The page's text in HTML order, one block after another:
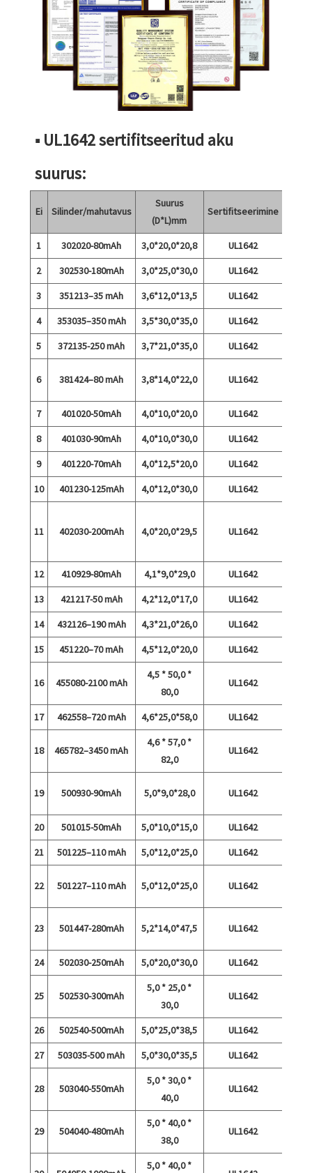
■ UL1642 sertifitseeritud aku
suurus:
Ei Silinder/mahutavus
Suurus
(D*L)mm
Sertifitseerimine
1 302020-80mAh 3,0*20,0*20,8
UL1642
2
302530-180mAh 3,0*25,0*30,0
UL1642
3
351213–35 mAh 3,6*12,0*13,5
UL1642
4
353035–350 mAh 3,5*30,0*35,0
UL1642
5
372135-250 mAh 3,7*21,0*35,0 UL1642
6 381424–80 mAh 3,8*14,0*22,0 UL1642
7
401020-50mAh 4,0*10,0*20,0
UL1642
8
401030-90mAh 4,0*10,0*30,0
UL1642
9
401220-70mAh 4,0*12,5*20,0
UL1642
10
401230-125mAh 4,0*12,0*30,0 UL1642
11 402030-200mAh 4,0*20,0*29,5 UL1642
12
410929-80mAh 4,1*9,0*29,0
UL1642
13
421217-50 mAh 4,2*12,0*17,0
UL1642
14
432126–190 mAh 4,3*21,0*26,0
UL1642
15
451220–70 mAh 4,5*12,0*20,0 UL1642
16 455080-2100 mAh
4,5 * 50,0 *
80,0
UL1642
17 462558–720 mAh 4,6*25,0*58,0 UL1642
18 465782–3450 mAh
4,6 * 57,0 *
82,0
UL1642
19 500930-90mAh 5,0*9,0*28,0 UL1642
20
501015-50mAh 5,0*10,0*15,0
UL1642
21
501225–110 mAh 5,0*12,0*25,0 UL1642
22 501227–110 mAh 5,0*12,0*25,0 UL1642
23 501447-280mAh 5,2*14,0*47,5 UL1642
24
502030-250mAh 5,0*20,0*30,0 UL1642
25 502530-300mAh
5,0 * 25,0 *
30,0
UL1642
26 502540-500mAh 5,0*25,0*38,5
UL1642
27
503035-500 mAh 5,0*30,0*35,5 UL1642
28 503040-550mAh
5,0 * 30,0 *
40,0
UL1642
29 504040-480mAh
5,0 * 40,0 *
38,0
UL1642
5,0 * 40,0 *